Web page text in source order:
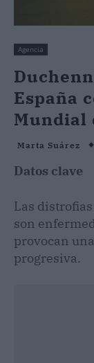
Agencia
España
Mundial
Marta Suárez
Datos clave
Las
son
provocan
progresiva.